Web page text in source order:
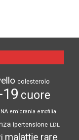
colesterolo
cuore
malattie rare